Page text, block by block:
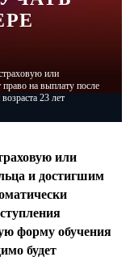
или
на выплату после
23 лет
или
и достигшим
форму обучения
будет